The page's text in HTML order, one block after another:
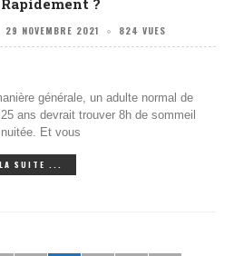
29 NOVEMBRE 2021 824 VUES
générale, un adulte normal de
ans devrait trouver 8h de sommeil
Et vous
SUITE ...